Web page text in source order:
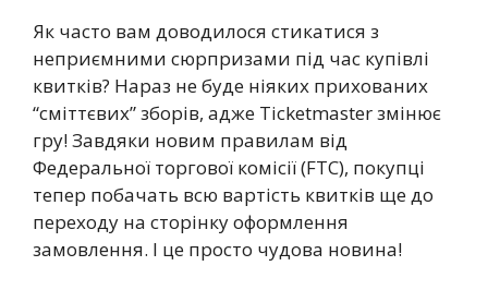
Як часто вам доводилося стикатися з
неприємними сюрпризами під час купівлі
квитків? Нараз не буде ніяких прихованих
“сміттєвих” зборів, адже Ticketmaster змінює
гру! Завдяки новим правилам від
Федеральної торгової комісії (FTC), покупці
тепер побачать всю вартість квитків ще до
переходу на сторінку оформлення
замовлення. І це просто чудова новина!